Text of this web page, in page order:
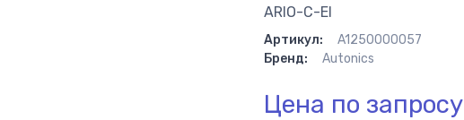
ARIO-C-EI
Артикул:
A1250000057
Бренд:
Autonics
Цена по запросу